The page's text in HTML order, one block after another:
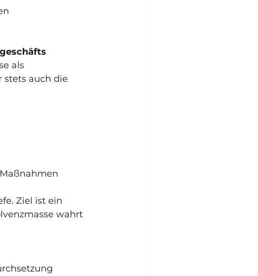
als
stets auch die
Maßnahmen
Ziel ist ein
wahrt